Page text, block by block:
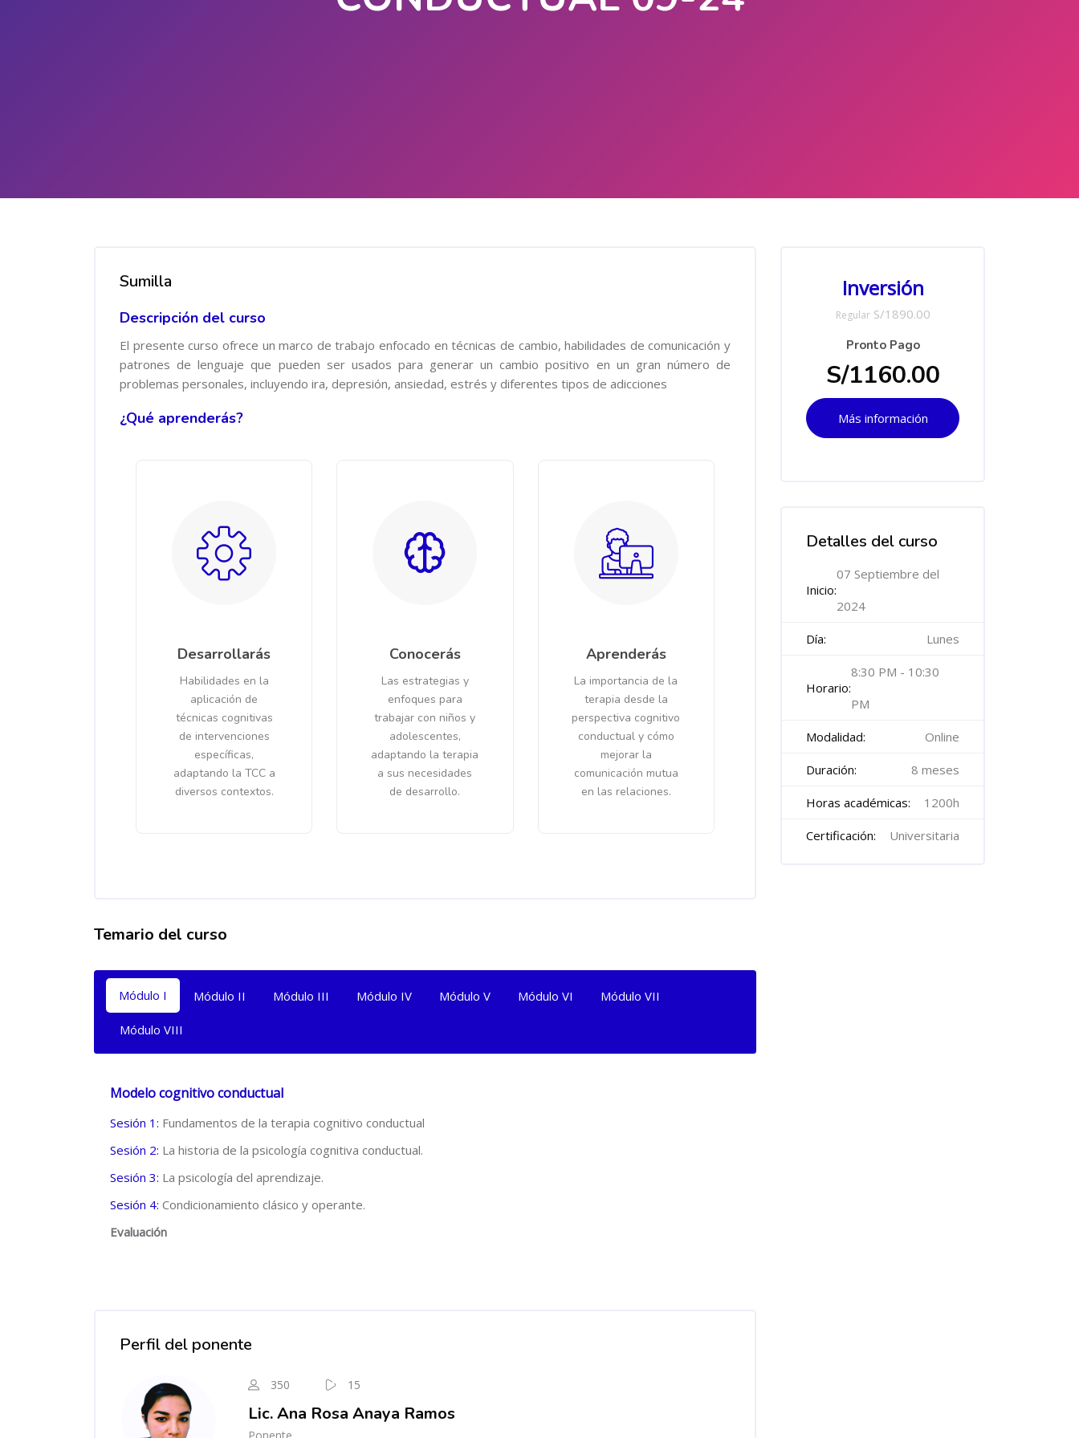
Sumilla
Descripción del curso
El presente curso ofrece un marco de trabajo enfocado en técnicas de cambio, habilidades de comunicación y
patrones de lenguaje que pueden ser usados para generar un cambio positivo en un gran número de
problemas personales, incluyendo ira, depresión, ansiedad, estrés y diferentes tipos de adicciones
¿Qué aprenderás?
Desarrollarás
Habilidades en la
aplicación de
técnicas cognitivas
de intervenciones
específicas,
adaptando la TCC a
diversos contextos.
Conocerás
Las estrategias y
enfoques para
trabajar con niños y
adolescentes,
adaptando la terapia
a sus necesidades
de desarrollo.
Aprenderás
La importancia de la
terapia desde la
perspectiva cognitivo
conductual y cómo
mejorar la
comunicación mutua
en las relaciones.
Salta [Cocoon] Tabs
Temario del curso
Módulo I Módulo II Módulo III Módulo IV Módulo V Módulo VI Módulo VII
Módulo VIII
Modelo cognitivo conductual
Sesión 1: Fundamentos de la terapia cognitivo conductual
Sesión 2: La historia de la psicología cognitiva conductual.
Sesión 3: La psicología del aprendizaje.
Sesión 4: Condicionamiento clásico y operante.
Evaluación
Perfil del ponente
350 15
Lic. Ana Rosa Anaya Ramos
Inversión
RegularS/1890.00
Pronto Pago
S/1160.00
Más información
Detalles del curso
Inicio:
07 Septiembre del
2024
Día: Lunes
Horario:
8:30 PM - 10:30
PM
Modalidad: Online
Duración: 8 meses
Horas académicas: 1200h
Certificación: Universitaria